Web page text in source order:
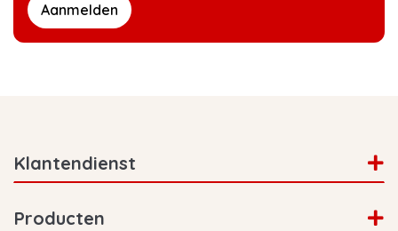
Aanmelden
Klantendienst
Producten